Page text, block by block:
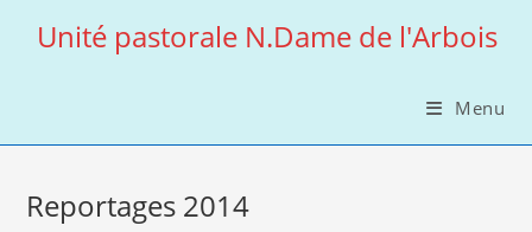
Unité pastorale N.Dame de l'Arbois
Menu
Reportages 2014